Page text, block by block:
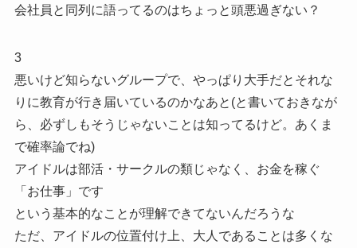
会社員と同列に語ってるのはちょっと頭悪過ぎない？
3
悪いけど知らないグループで、やっぱり大手だとそれな
りに教育が行き届いているのかなあと(と書いておきなが
ら、必ずしもそうじゃないことは知ってるけど。あくま
で確率論でね)
アイドルは部活・サークルの類じゃなく、お金を稼ぐ
「お仕事」です
という基本的なことが理解できてないんだろうな
ただ、アイドルの位置付け上、大人であることは多くな